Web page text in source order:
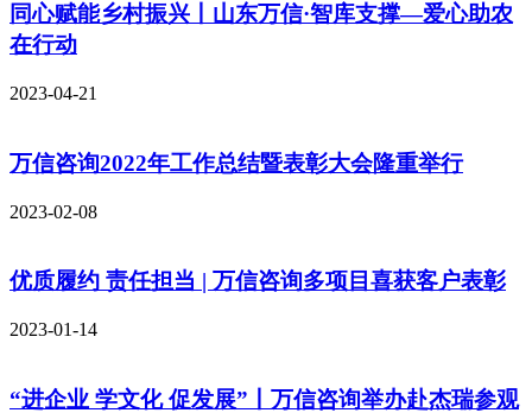
同心赋能乡村振兴丨山东万信·智库支撑—爱心助农
在行动
2023-04-21
万信咨询2022年工作总结暨表彰大会隆重举行
2023-02-08
优质履约 责任担当 | 万信咨询多项目喜获客户表彰
2023-01-14
“进企业 学文化 促发展”丨万信咨询举办赴杰瑞参观